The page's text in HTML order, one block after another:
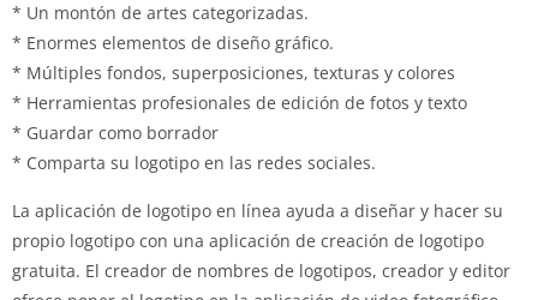
* Un montón de artes categorizadas.
* Enormes elementos de diseño gráfico.
* Múltiples fondos, superposiciones, texturas y colores
* Herramientas profesionales de edición de fotos y texto
* Guardar como borrador
* Comparta su logotipo en las redes sociales.
La aplicación de logotipo en línea ayuda a diseñar y hacer su
propio logotipo con una aplicación de creación de logotipo
gratuita. El creador de nombres de logotipos, creador y editor